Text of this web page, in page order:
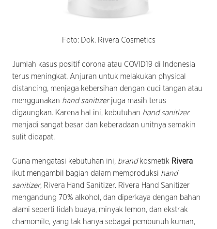
Foto: Dok. Rivera Cosmetics
Jumlah kasus positif corona atau COVID19 di Indonesia
terus meningkat. Anjuran untuk melakukan physical
distancing, menjaga kebersihan dengan cuci tangan atau
menggunakan hand sanitizerjuga masih terus
digaungkan. Karena hal ini, kebutuhan hand sanitizer
menjadi sangat besar dan keberadaan unitnya semakin
sulit didapat.
Guna mengatasi kebutuhan ini, brand kosmetik Rivera
ikut mengambil bagian dalam memproduksi hand
sanitizer, Rivera Hand Sanitizer. Rivera Hand Sanitizer
mengandung 70% alkohol, dan diperkaya dengan bahan
alami seperti lidah buaya, minyak lemon, dan ekstrak
chamomile, yang tak hanya sebagai pembunuh kuman,